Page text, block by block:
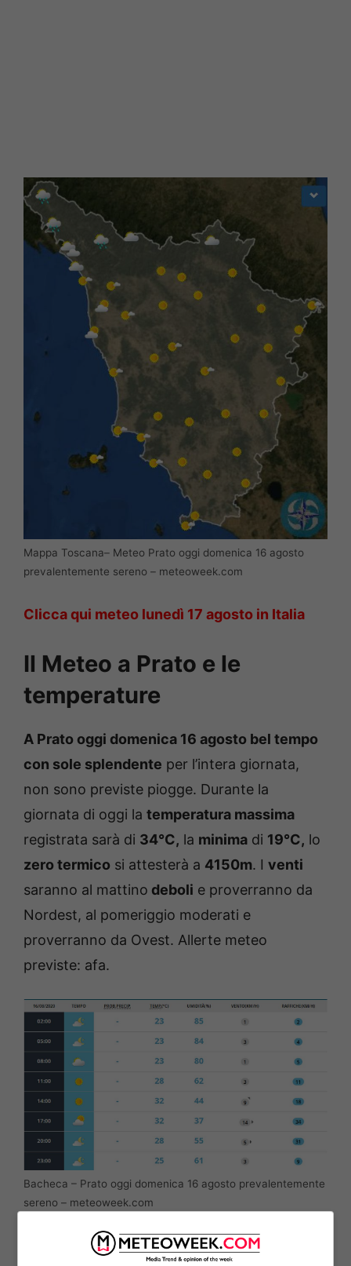
Mappa Toscana– Meteo Prato oggi domenica 16 agosto
prevalentemente sereno – meteoweek.com
Clicca qui meteo lunedì 17 agosto in Italia
Il Meteo a Prato e le
temperature
A Prato oggi domenica 16 agosto bel tempo
con sole splendente per l’intera giornata,
non sono previste piogge. Durante la
giornata di oggi la temperatura massima
registrata sarà di 34°C, la minima di 19°C, lo
zero termico si attesterà a 4150m. I venti
saranno al mattino deboli e proverranno da
Nordest, al pomeriggio moderati e
proverranno da Ovest. Allerte meteo
previste: afa.
Bacheca – Prato oggi domenica 16 agosto prevalentemente
sereno – meteoweek.com